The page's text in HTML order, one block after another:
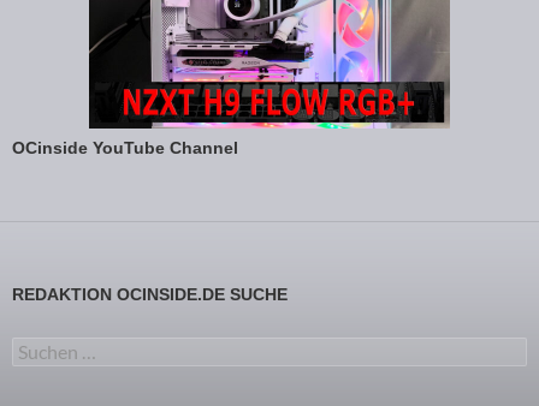
OCinside YouTube Channel
REDAKTION OCINSIDE.DE SUCHE
Suchen nach: